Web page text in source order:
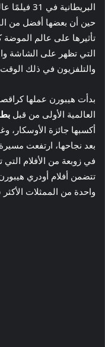
حين أن بعضها أفضل من
تأثيرها على عالم الموضة
التي تظهر على الشاشة
والتلفزيون في ذلك
بدأت هيبورن عملها
العالمية الأولى من قبل
أكسبها جائزة الأوسكار،
بعد نجاحها، ارتفعت
في زوبعة من الأفلام
تتضمن أفلام أودري
واحدة من الممثلات